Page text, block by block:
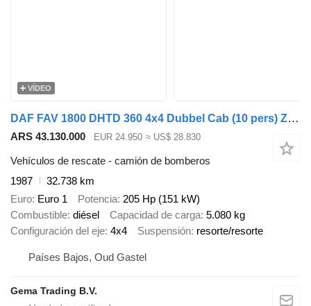
VÍDEO
DAF FAV 1800 DHTD 360 4x4 Dubbel Cab (10 pers) Ziegler TS10 LD2800
ARS 43.130.000 EUR 24.950 ≈ US$ 28.830
Vehículos de rescate - camión de bomberos
1987
32.738 km
Euro Euro 1 Potencia 205 Hp (151 kW)
Combustible diésel Capacidad de carga 5.080 kg
Configuración del eje 4x4 Suspensión resorte/resorte
Países Bajos, Oud Gastel
Gema Trading B.V.